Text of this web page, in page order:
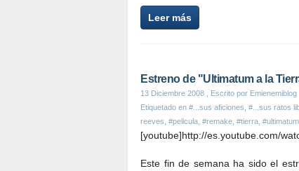
Leer más
Estreno de "Ultimatum a la
13 Diciembre 2008 , Escrito por Emienemiblog
Etiquetado en #...sus aficiones #...sus ratos
reeves #pelicula #remake #tierra #ultimatum
[youtube]http://es.youtube.com/
Este fin de semana ha sido el